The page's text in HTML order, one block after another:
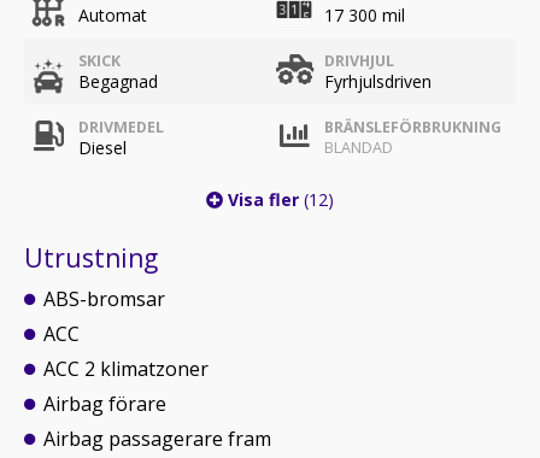
Automat 17 300 mil
SKICK
Begagnad
DRIVHJUL
Fyrhjulsdriven
DRIVMEDEL
Diesel
BRÄNSLEFÖRBRUKNING
BLANDAD
Visa fler (12)
Utrustning
ABS-bromsar
ACC
ACC 2 klimatzoner
Airbag förare
Airbag passagerare fram